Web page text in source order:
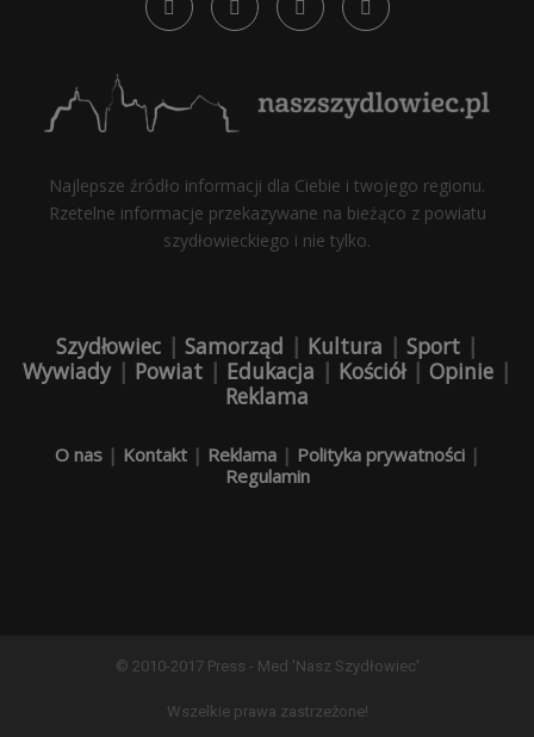
Najlepsze źródło informacji dla Ciebie i twojego regionu.
Rzetelne informacje przekazywane na bieżąco z powiatu
szydłowieckiego i nie tylko.
Szydłowiec | Samorząd | Kultura | Sport |
Wywiady| Powiat | Edukacja | Kościół| Opinie |
Reklama
O nas| Kontakt| Reklama| Polityka prywatności|
Regulamin
© 2010-2017 Press - Med 'Nasz Szydłowiec'
Wszelkie prawa zastrzeżone!